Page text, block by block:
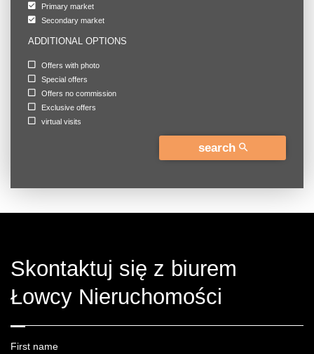
Primary market
Secondary market
ADDITIONAL OPTIONS
Offers with photo
Special offers
Offers no commission
Exclusive offers
virtual visits
search
Skontaktuj się z biurem
Łowcy Nieruchomości
First name